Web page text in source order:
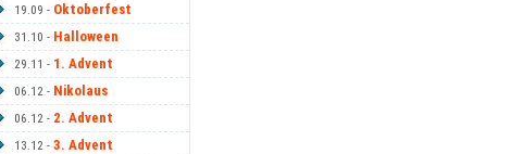
19.09 - Oktoberfest
31.10 - Halloween
29.11 - 1. Advent
06.12 - Nikolaus
06.12 - 2. Advent
13.12 - 3. Advent